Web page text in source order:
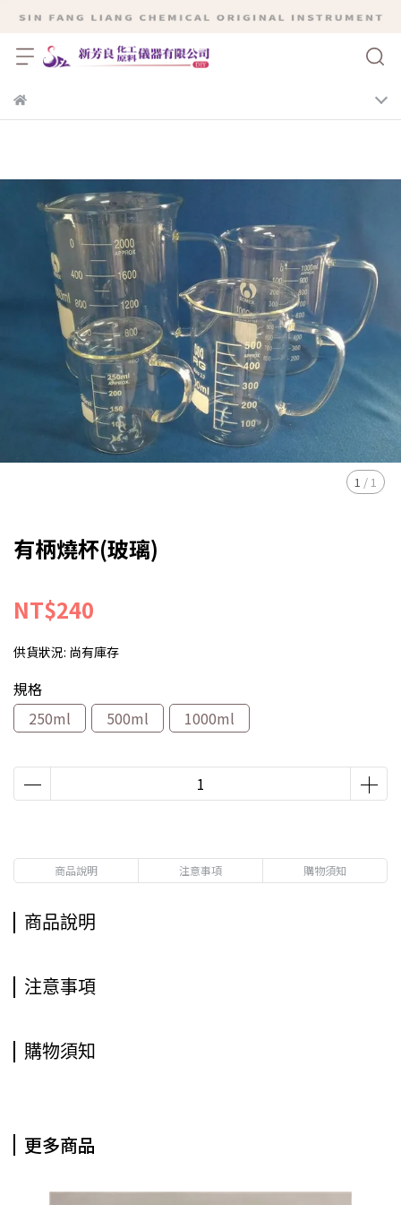
1 / 1
有柄燒杯(玻璃)
NT$240
供貨狀況: 尚有庫存
規格
250ml
500ml 1000ml
商品說明 注意事項 購物須知
商品說明
注意事項
購物須知
更多商品